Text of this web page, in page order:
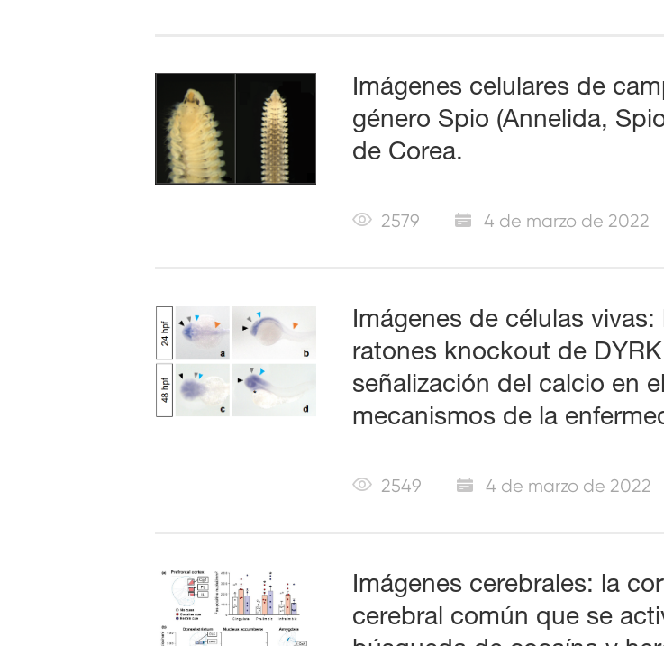
Imágenes celulares de
género Spio (Annelida,
de Corea.
2579 4 de marzo de 2022
Imágenes de células
ratones knockout de
señalización del calcio en
mecanismos de la
2549 4 de marzo de 2022
Imágenes cerebrales: la
cerebral común que se